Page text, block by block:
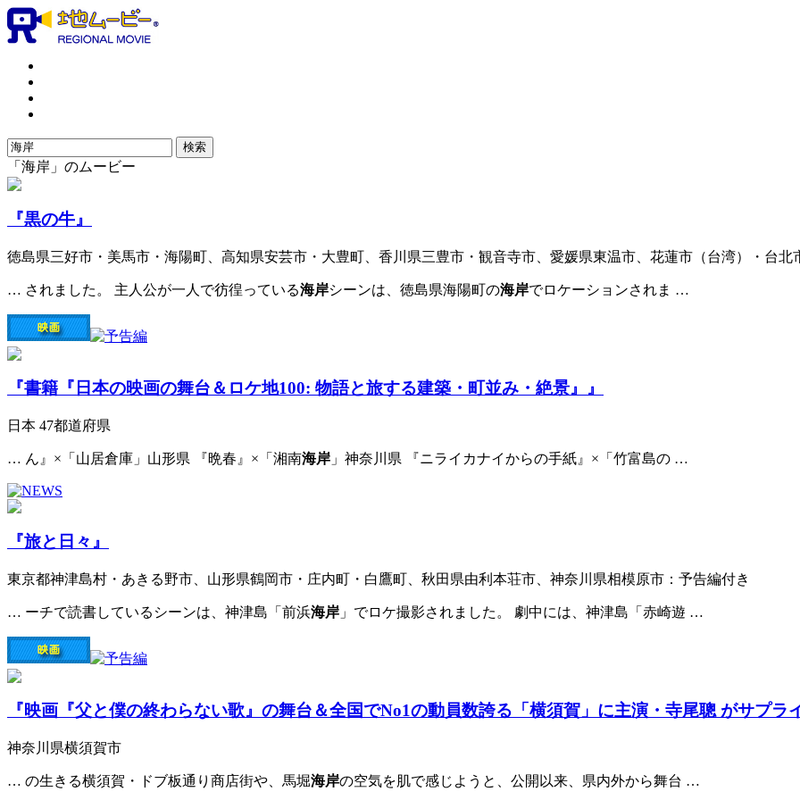
「海岸」のムービー
『黒の牛』
徳島県三好市・美馬市・海陽町、高知県安芸市・大豊町、香川県三豊市・観音寺市、愛媛県東温市、花蓮市（台湾）・台北
… されました。 主人公が一人で彷徨っている海岸シーンは、徳島県海陽町の海岸でロケーションされま …
『書籍『日本の映画の舞台＆ロケ地100: 物語と旅する建築・町並み・絶景』』
日本 47都道府県
… ん』×「山居倉庫」山形県 『晩春』×「湘南海岸 」神奈川県 『ニライカナイからの手紙』×「竹富島の …
『旅と日々』
東京都神津島村・あきる野市、山形県鶴岡市・庄内町・白鷹町、秋田県由利本荘市、神奈川県相模原市：予告編付き
… ーチで読書しているシーンは、神津島「前浜海岸 」でロケ撮影されました。 劇中には、神津島「赤崎遊 …
『映画『父と僕の終わらない歌』の舞台＆全国でNo1の動員数誇る「横須賀」に主演・寺尾聰 がサプラ
神奈川県横須賀市
… の生きる横須賀・ドブ板通り商店街や、馬堀海岸の空気を肌で感じようと、公開以来、県内外から舞台 …